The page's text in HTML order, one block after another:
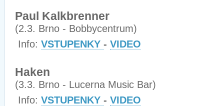
Paul Kalkbrenner
(2.3. Brno - Bobbycentrum)
Info: VSTUPENKY - VIDEO
Haken
(3.3. Brno - Lucerna Music Bar)
Info: VSTUPENKY - VIDEO